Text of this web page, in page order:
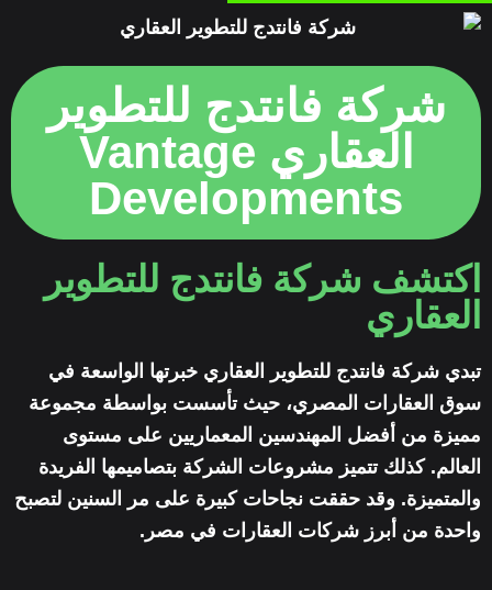
شركة فانتدج للتطوير
العقاري Vantage
Developments
اكتشف شركة فانتدج للتطوير
العقاري
تبدي شركة فانتدج للتطوير العقاري خبرتها الواسعة في
سوق العقارات المصري، حيث تأسست بواسطة مجموعة
مميزة من أفضل المهندسين المعماريين على مستوى
العالم. كذلك تتميز مشروعات الشركة بتصاميمها الفريدة
والمتميزة. وقد حققت نجاحات كبيرة على مر السنين لتصبح
واحدة من أبرز شركات العقارات في مصر.